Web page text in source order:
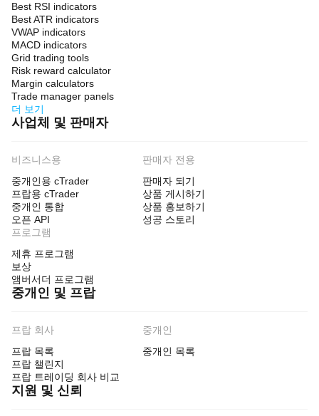
Best RSI indicators
Best ATR indicators
VWAP indicators
MACD indicators
Grid trading tools
Risk reward calculator
Margin calculators
Trade manager panels
더 보기
사업체 및 판매자
비즈니스용
중개인용 cTrader
프랍용 cTrader
중개인 통합
오픈 API
판매자 전용
판매자 되기
상품 게시하기
상품 홍보하기
성공 스토리
프로그램
제휴 프로그램
보상
앰버서더 프로그램
중개인 및 프랍
프랍 회사
프랍 목록
프랍 챌린지
프랍 트레이딩 회사 비교
중개인
중개인 목록
지원 및 신뢰